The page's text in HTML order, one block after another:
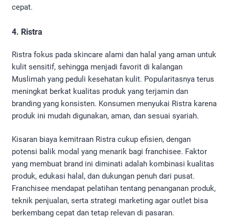
cepat.
4. Ristra
Ristra fokus pada skincare alami dan halal yang aman untuk
kulit sensitif, sehingga menjadi favorit di kalangan
Muslimah yang peduli kesehatan kulit. Popularitasnya terus
meningkat berkat kualitas produk yang terjamin dan
branding yang konsisten. Konsumen menyukai Ristra karena
produk ini mudah digunakan, aman, dan sesuai syariah.
Kisaran biaya kemitraan Ristra cukup efisien, dengan
potensi balik modal yang menarik bagi franchisee. Faktor
yang membuat brand ini diminati adalah kombinasi kualitas
produk, edukasi halal, dan dukungan penuh dari pusat.
Franchisee mendapat pelatihan tentang penanganan produk,
teknik penjualan, serta strategi marketing agar outlet bisa
berkembang cepat dan tetap relevan di pasaran.